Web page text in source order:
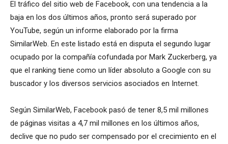
El tráfico del sitio web de Facebook, con una tendencia a la
baja en los dos últimos años, pronto será superado por
YouTube, según un informe elaborado por la firma
SimilarWeb. En este listado está en disputa el segundo lugar
ocupado por la compañía cofundada por Mark Zuckerberg, ya
que el ranking tiene como un líder absoluto a Google con su
buscador y los diversos servicios asociados en Internet.
Según SimilarWeb, Facebook pasó de tener 8,5 mil millones
de páginas visitas a 4,7 mil millones en los últimos años,
declive que no pudo ser compensado por el crecimiento en el